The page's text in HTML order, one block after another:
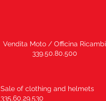
Vendita Moto / Officina Ricambi
339.50.80.500
Sale of clothing and helmets
335.60.29.530